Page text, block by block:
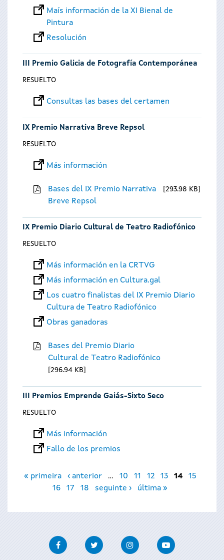
Maís información de la XI Bienal de
Pintura
Resolución
III Premio Galicia de Fotografía Contemporánea
RESUELTO
Consultas las bases del certamen
IX Premio Narrativa Breve Repsol
RESUELTO
Más información
Bases del IX Premio Narrativa
Breve Repsol
293.98 KB
IX Premio Diario Cultural de Teatro Radiofónico
RESUELTO
Más información en la CRTVG
Más información en Cultura.gal
Los cuatro finalistas del IX Premio Diario
Cultura de Teatro Radiofónico
Obras ganadoras
Bases del Premio Diario
Cultural de Teatro Radiofónico
296.94 KB
III Premios Emprende Gaiás-Sixto Seco
RESUELTO
Más información
Fallo de los premios
Páginas
« primeira ‹ anterior … 10 11 12 13 14
15
16
17 18 seguinte › última »
FacebookTwitter InstagramYoutube